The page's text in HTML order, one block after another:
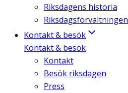
Riksdagens historia
Riksdagsförvaltningen
Kontakt & besök
Kontakt & besök
Kontakt
Besök riksdagen
Press